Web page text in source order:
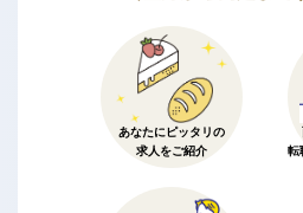
あなたにピッタリの
求人をご紹介
転